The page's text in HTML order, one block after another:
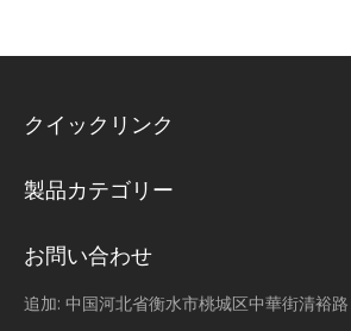
クイックリンク
製品カテゴリー
お問い合わせ
追加: 中国河北省衡水市桃城区中華街清裕路